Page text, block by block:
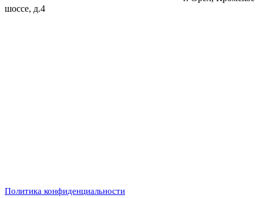
шоссе, д.4
Политика конфиденциальности